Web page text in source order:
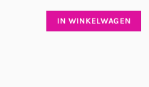
IN WINKELWAGEN